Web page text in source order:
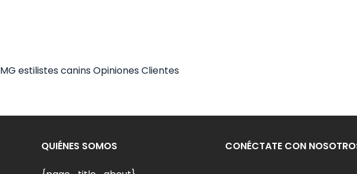
MG estilistes canins Opiniones Clientes
QUIÉNES SOMOS CONÉCTATE CON